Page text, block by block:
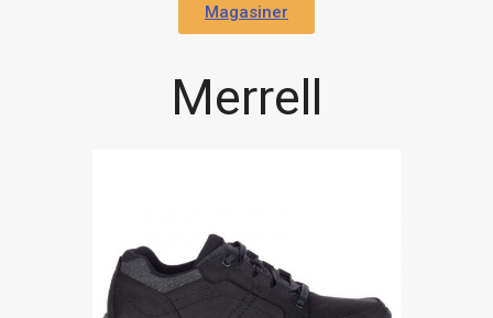
Magasiner
Merrell